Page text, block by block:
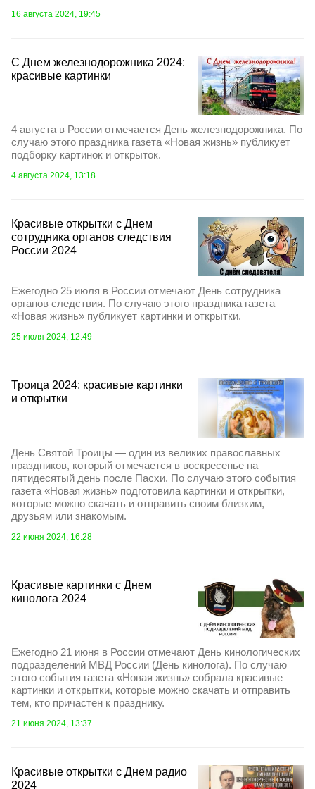
16 августа 2024, 19:45
С Днем железнодорожника 2024:
красивые картинки
4 августа в России отмечается День железнодорожника. По
случаю этого праздника газета «Новая жизнь» публикует
подборку картинок и открыток.
4 августа 2024, 13:18
Красивые открытки с Днем
сотрудника органов следствия
России 2024
Ежегодно 25 июля в России отмечают День сотрудника
органов следствия. По случаю этого праздника газета
«Новая жизнь» публикует картинки и открытки.
25 июля 2024, 12:49
Троица 2024: красивые картинки
и открытки
День Святой Троицы — один из великих православных
праздников, который отмечается в воскресенье на
пятидесятый день после Пасхи. По случаю этого события
газета «Новая жизнь» подготовила картинки и открытки,
которые можно скачать и отправить своим близким,
друзьям или знакомым.
22 июня 2024, 16:28
Красивые картинки с Днем
кинолога 2024
Ежегодно 21 июня в России отмечают День кинологических
подразделений МВД России (День кинолога). По случаю
этого события газета «Новая жизнь» собрала красивые
картинки и открытки, которые можно скачать и отправить
тем, кто причастен к празднику.
21 июня 2024, 13:37
Красивые открытки с Днем радио
2024